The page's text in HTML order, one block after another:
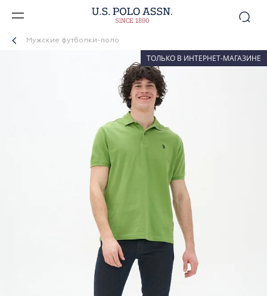
Мужские футболки-поло
ТОЛЬКО В ИНТЕРНЕТ-МАГАЗИНЕ